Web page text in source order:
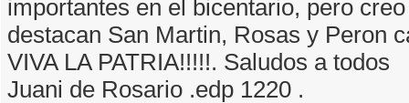
importantes en el bicentario, pero
destacan San Martin, Rosas y Peron
VIVA LA PATRIA!!!!!. Saludos a todos
Juani de Rosario .edp 1220 .